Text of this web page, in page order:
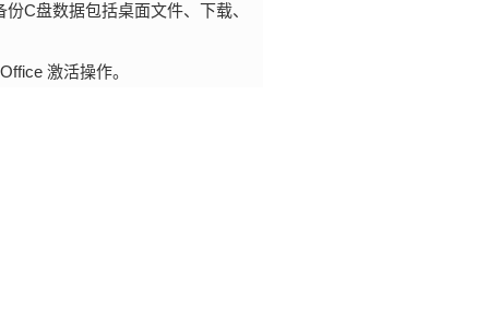
C盘数据包括桌面文件、下载、
激活操作。